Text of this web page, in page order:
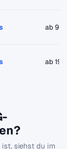
ab
ab
siehst du im